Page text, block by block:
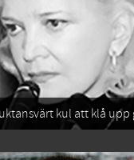
kul att klå upp